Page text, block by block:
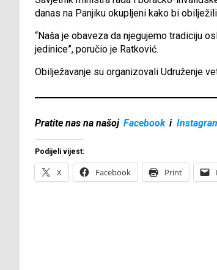
danas na Panjiku okupljeni kako bi
“Naša je obaveza da njegujemo tradiciju
jedinice”, poručio je Ratković.
Obilježavanje su organizovali Udruženje
Pratite nas na našoj Facebook i
Podijeli vijest:
X Facebook Print